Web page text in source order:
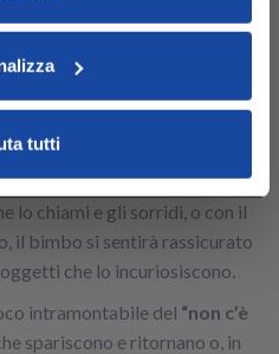
tutti
semplici
(una scatolina, una
coordinare i suoi gesti:
lo chiami e gli sorridi, o con il
il bimbo si sentirà rassicurato
che lo incuriosiscono.
intramontabile del “non c’è
spariscono e ritornano o, in